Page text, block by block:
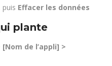
puis Effacer les données
plante
de l’appli] >